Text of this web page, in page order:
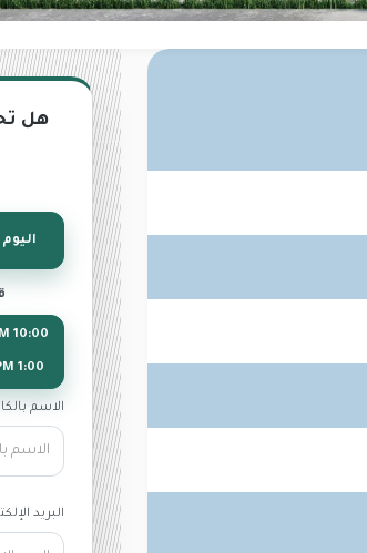
هل
اليوم
10:00 AM
1:00 PM
الاسم
البريد